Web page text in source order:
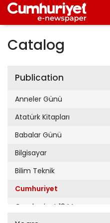
Catalog
Publication
Anneler Günü
Atatürk Kitapları
Babalar Günü
Bilgisayar
Bilim Teknik
Cumhuriyet
Cumhuriyet 19 Mayıs